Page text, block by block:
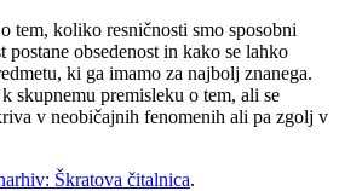
tem, koliko resničnosti smo sposobni
postane obsedenost in kako se lahko
ki ga imamo za najbolj znanega.
skupnemu premisleku o tem, ali se
v neobičajnih fenomenih ali pa zgolj v
Škratova čitalnica.